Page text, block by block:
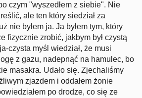
czym "wyszedłem z siebie". Nie
ale ten który siedział za
nie byłem ja. Ja byłem tym, który
fizycznie zrobić, jakbym był czystą
czysta myśl wiedział, że musi
z gazu, nadepnąć na hamulec, bo
masakra. Udało się. Zjechaliśmy
zjazdem i oddałem żonie
po drodze, co się ze